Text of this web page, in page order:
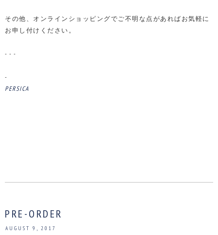
その他、オンラインショッピングでご不明な点があればお気軽に
お申し付けください。
- - -
-
PERSICA
PRE-ORDER
AUGUST 9, 2017